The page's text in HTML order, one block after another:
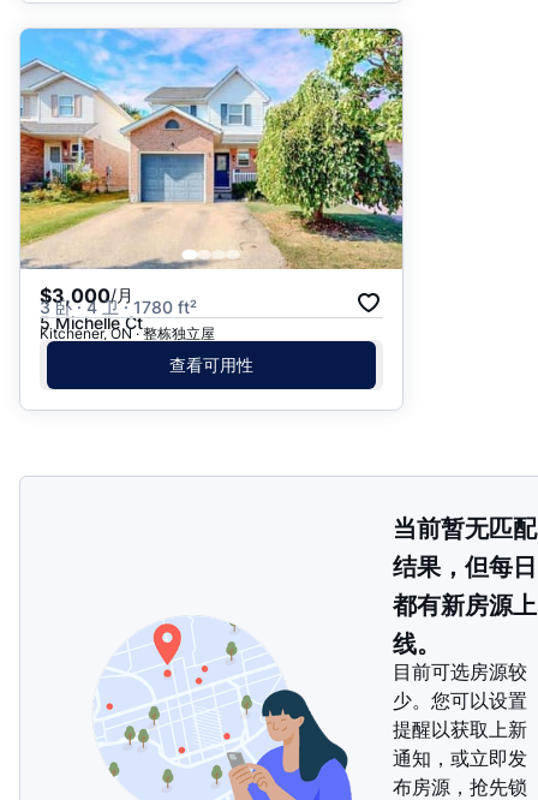
$3,000/月
3 卧 · 4 卫 · 1780 ft²
5 Michelle Ct
Kitchener, ON · 整栋独立屋
查看可用性
当前暂无匹配
结果，但每日
都有新房源上
线。
目前可选房源较
少。您可以设置
提醒以获取上新
通知，或立即发
布房源，抢先锁